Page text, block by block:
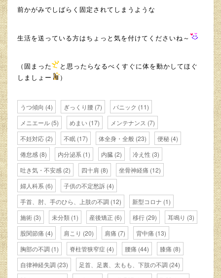
前かがみでしばらく固定されてしまうような
生活を送っている方はちょっと気を付けてくださいね～
（固まった
と思ったらなるべくすぐに体を動かしてほぐ
しましょー
）
うつ傾向 (4) ぎっくり腰 (7) パニック (11)
メニエール (5) めまい (17) メンテナンス (7)
不妊対応 (2) 不眠 (17) 体全身・全般 (23) 便秘 (4)
倦怠感 (8) 内分泌系 (1) 内臓 (2) 冷え性 (3)
吐き気・不安感 (2) 四十肩 (8) 坐骨神経痛 (12)
婦人科系 (6) 子供の不定愁訴 (4)
手首、肘、手のひら、上肢の不調 (12) 新型コロナ (1)
施術 (3) 未分類 (1) 産後矯正 (6) 移行 (29) 耳鳴り (3)
股関節痛 (4) 肩こり (20) 肩痛 (7) 背中痛 (13)
胸部の不調 (1) 脊柱管狭窄症 (4) 腰痛 (44) 膝痛 (8)
自律神経失調 (23) 足首、足裏、太もも、下肢の不調 (24)